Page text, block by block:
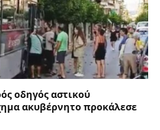
οδηγός αστικού
ακυβέρνητο προκάλεσε